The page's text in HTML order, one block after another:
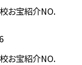
お宝紹介NO.
お宝紹介NO.